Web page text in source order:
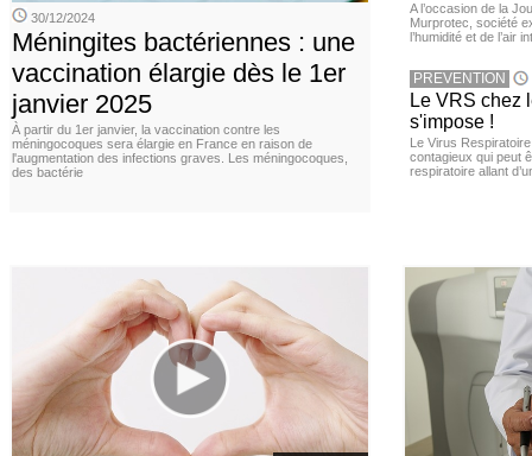
30/12/2024
Méningites bactériennes : une
vaccination élargie dès le 1er
janvier 2025
À partir du 1er janvier, la vaccination contre les
méningocoques sera élargie en France en raison de
l'augmentation des infections graves. Les méningocoques,
des bactérie
A l’occasion de la
Murprotec, société
l’humidité et de l’air
PREVENTION
Le VRS chez
s'impose !
Le Virus
contagieux qui peut
respiratoire allant